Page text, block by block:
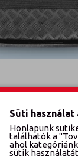
Süti használat
Honlapunk
találhatók a
ahol
sütik használatát.